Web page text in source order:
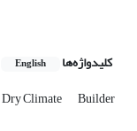
کلیدواژه‌ها English
Climate Builder